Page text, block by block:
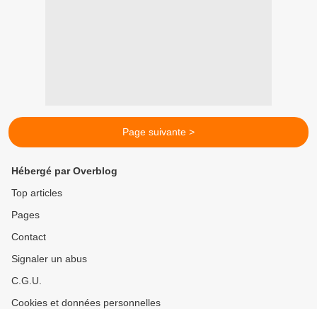
Page suivante >
Hébergé par Overblog
Top articles
Pages
Contact
Signaler un abus
C.G.U.
Cookies et données personnelles